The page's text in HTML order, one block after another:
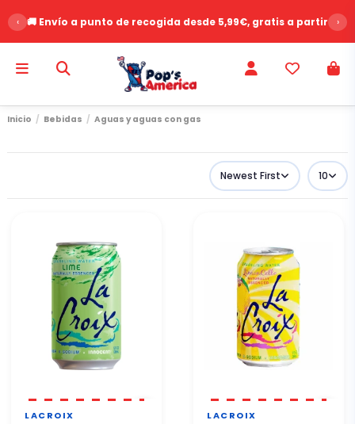
‹ 🚚 Envío a punto de recogida desde 5,99€, gratis a partir de
›
Inicio Bebidas Aguas y aguas con gas
Newest First 10
LACROIX LACROIX